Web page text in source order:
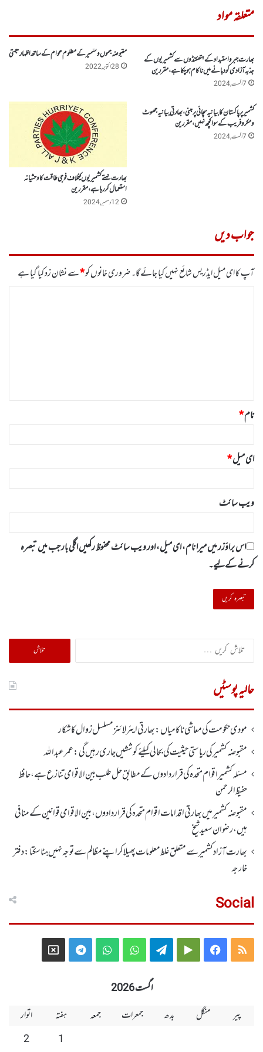
متعلقہ مواد
بھارت جبر و استبداد کے ہتھکنڈوں سے کشمیریوں کے
جذبہ آزادی کو دبانے میں ناکام ہوچکا ہے، مقررین
7 اگست, 2024
مقبوضہ جموں وکشمیر کے مظلوم عوام کے ساتھ اظہار یکجہتی
28 اکتوبر, 2022
کشمیر پر پاکستان کا بیانیہ سچائی پر مبنی ، بھارتی بیانیہ جھوٹ
ومکروفریب کے سوا کچھ نہیں، مقررین
7 اگست, 2024
بھارت نہتے کشمیریوں کیخلاف فوجی طاقت کا وحشیانہ
استعمال کر رہا ہے، مقررین
12 دسمبر, 2024
جواب دیں
آپ کا ای میل ایڈریس شائع نہیں کیا جائے گا۔ضروری خانوں کو*سے نشان زد کیا گیا ہے
نام*
ای میل*
ویب‌ سائٹ
اس براؤزر میں میرا نام، ای میل، اور ویب سائٹ محفوظ رکھیں اگلی بار جب میں تبصرہ
کرنے کےلیے۔
تلاش
کریں
حالیہ پوسٹیں
مودی حکومت کی معاشی ناکامیاں: بھارتی ایئرلائنز مسلسل زوال کا شکار
مقبوضہ کشمیر کی ریاستی حیثیت کی بحالی کیلئے کوششیں جاری رہیں گی: عمر عبداللہ
مسئلہ کشمیر اقوام متحدہ کی قراردادوں کے مطابق حل طلب بین الاقوامی تنازع ہے، حافظ
حفیظ الرحمن
مقبوضہ کشمیر میں بھارتی اقدامات اقوام متحدہ کی قراردادوں، بین الاقوامی قوانین کے منافی
ہیں،رضوان سعید شیخ
بھارت آزاد کشمیر سے متعلق غلط معلومات پھیلا کر اپنے مظالم سے توجہ نہیں ہٹا سکتا: دفتر
خارجہ
Social
RSS
Facebook
Google
Telegram
WhatsApp
WhatsApp
Telegram
X
اگست 2026
پیر
منگل بدھ جمعرات جمعہ ہفتہ
اتوار
1
2